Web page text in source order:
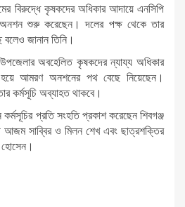
বিরুদ্ধে কৃষকদের অধিকার আদায়ে এনসিপি
শুরু করেছেন। দলের পক্ষ থেকে তার
বলেও জানান তিনি।
অবহেলিত কৃষকদের ন্যায্য অধিকার
হয়ে আমরণ অনশনের পথ বেছে নিয়েছেন।
কর্মসূচি অব্যাহত থাকবে।
প্রতি সংহতি প্রকাশ করেছেন শিবগঞ্জ
সাব্বির ও মিলন শেখ এবং ছাত্রশক্তির
হোসেন।